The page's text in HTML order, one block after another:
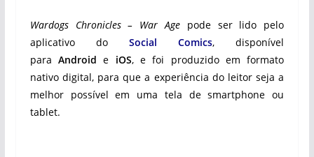
Wardogs Chronicles – War Age pode ser lido pelo
aplicativo do Social Comics, disponível
paraAndroid e iOS, e foi produzido em formato
nativo digital, para que a experiência do leitor seja a
melhor possível em uma tela de smartphone ou
tablet.